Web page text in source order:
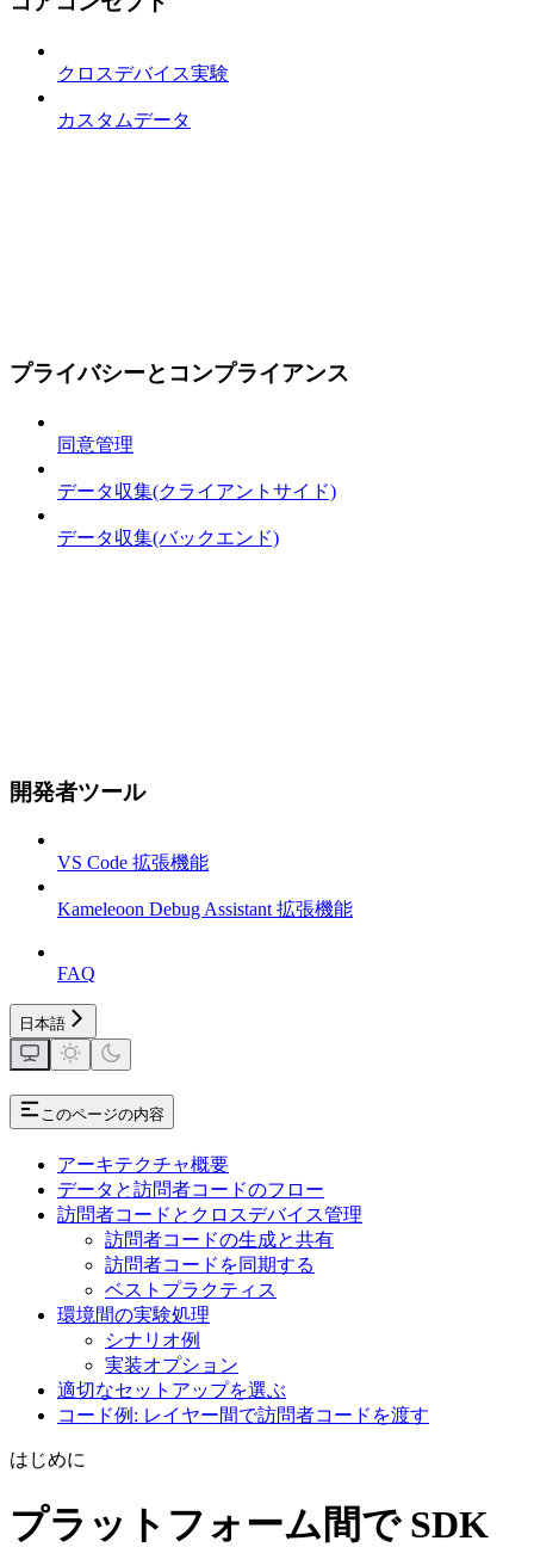
クロスデバイス実験
カスタムデータ
プライバシーとコンプライアンス
同意管理
データ収集(クライアントサイド)
データ収集(バックエンド)
開発者ツール
VS Code 拡張機能
Kameleoon Debug Assistant 拡張機能
FAQ
日本語
このページの内容
アーキテクチャ概要
データと訪問者コードのフロー
訪問者コードとクロスデバイス管理
訪問者コードの生成と共有
訪問者コードを同期する
ベストプラクティス
環境間の実験処理
シナリオ例
実装オプション
適切なセットアップを選ぶ
コード例: レイヤー間で訪問者コードを渡す
はじめに
プラットフォーム間で SDK